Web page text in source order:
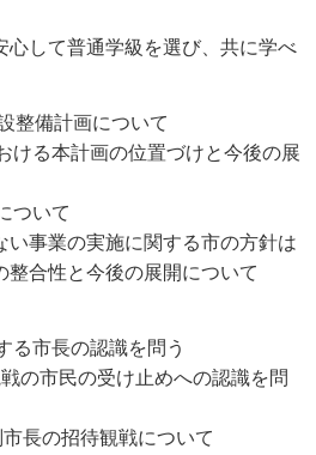
して普通学級を選び、共に学べ
整備計画について
ける本計画の位置づけと今後の展
ついて
事業の実施に関する市の方針は
合性と今後の展開について
る市長の認識を問う
の市民の受け止めへの認識を問
長の招待観戦について